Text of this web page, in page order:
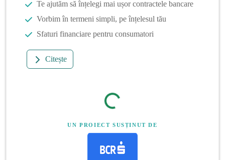
Te ajutăm să înțelegi mai ușor contractele bancare
Vorbim în termeni simpli, pe înțelesul tău
Sfaturi financiare pentru consumatori
Citește
UN PROIECT SUSȚINUT DE